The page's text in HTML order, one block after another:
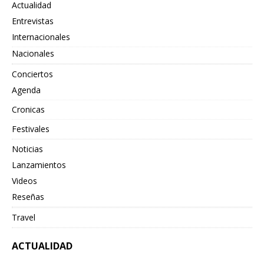
Actualidad
Entrevistas
Internacionales
Nacionales
Conciertos
Agenda
Cronicas
Festivales
Noticias
Lanzamientos
Videos
Reseñas
Travel
ACTUALIDAD